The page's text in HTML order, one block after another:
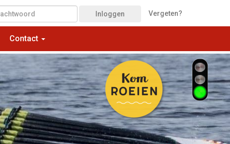
Inloggen Vergeten?
Contact